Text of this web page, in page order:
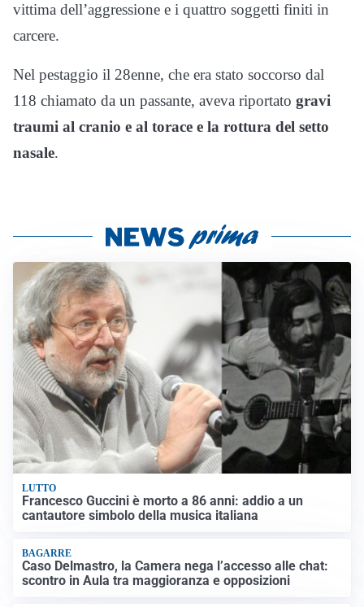
vittima dell’aggressione e i quattro soggetti finiti in
carcere.
Nel pestaggio il 28enne, che era stato soccorso dal
118 chiamato da un passante, aveva riportato gravi
traumi al cranio e al torace e la rottura del setto
nasale.
LUTTO
Francesco Guccini è morto a 86 anni: addio a un
cantautore simbolo della musica italiana
BAGARRE
Caso Delmastro, la Camera nega l’accesso alle chat:
scontro in Aula tra maggioranza e opposizioni